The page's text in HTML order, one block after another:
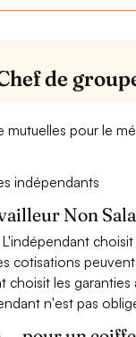
de
mutuelles pour le
indépendants
Non
L'indépendant
cotisations
choisit les
n'est pas